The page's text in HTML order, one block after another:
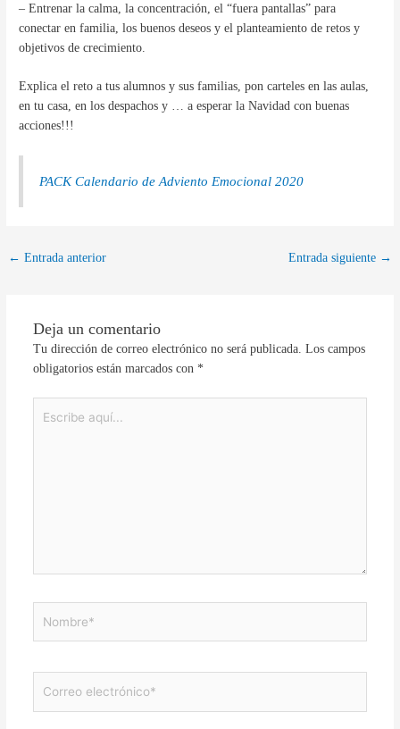
– Entrenar la calma, la concentración, el “fuera pantallas” para
conectar en familia, los buenos deseos y el planteamiento de retos y
objetivos de crecimiento.
Explica el reto a tus alumnos y sus familias, pon carteles en las aulas,
en tu casa, en los despachos y … a esperar la Navidad con buenas
acciones!!!
PACK Calendario de Adviento Emocional 2020
← Entrada anterior Entrada siguiente →
Deja un comentario
Tu dirección de correo electrónico no será publicada. Los campos
obligatorios están marcados con *
aquí...
electrónico*